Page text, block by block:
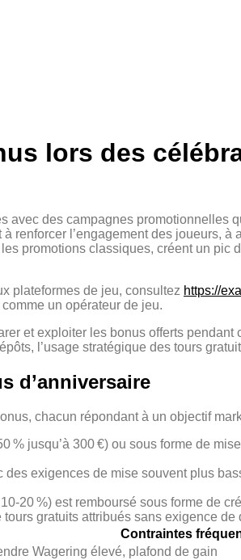
lors des
des campagnes promotionnelles
renforcer l’engagement des joueurs,
promotions classiques, créent un pic
plateformes de jeu, consultez https://
un opérateur de jeu.
et exploiter les bonus offerts
l’usage stratégique des tours
d’anniversaire
chacun répondant à un objectif
% jusqu’à 300 €) ou sous forme de
exigences de mise souvent plus
%) est remboursé sous forme de
tours gratuits attribués sans exigence
Contraintes
Wagering élevé, plafond de gain